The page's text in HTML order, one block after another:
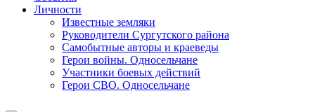
Личности
Известные земляки
Руководители Сургутского района
Самобытные авторы и краеведы
Герои войны. Односельчане
Участники боевых действий
Герои СВО. Односельчане